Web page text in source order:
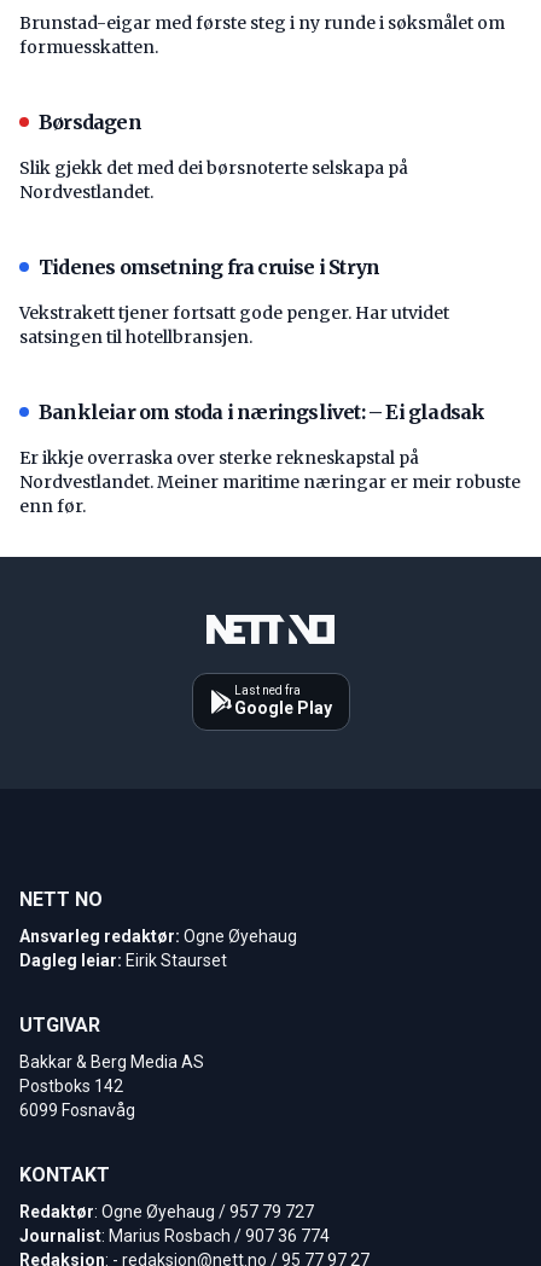
Brunstad-eigar med første steg i ny runde i søksmålet om
formuesskatten.
Børsdagen
Slik gjekk det med dei børsnoterte selskapa på
Nordvestlandet.
Tidenes omsetning fra cruise i Stryn
Vekstrakett tjener fortsatt gode penger. Har utvidet
satsingen til hotellbransjen.
Bankleiar om stoda i næringslivet: – Ei gladsak
Er ikkje overraska over sterke rekneskapstal på
Nordvestlandet. Meiner maritime næringar er meir robuste
enn før.
Last ned fra
Google Play
NETT NO
Ansvarleg redaktør: Ogne Øyehaug
Dagleg leiar: Eirik Staurset
UTGIVAR
Bakkar & Berg Media AS
Postboks 142
6099 Fosnavåg
KONTAKT
Redaktør: Ogne Øyehaug / 957 79 727
Journalist: Marius Rosbach / 907 36 774
Redaksjon: - redaksjon@nett.no / 95 77 97 27